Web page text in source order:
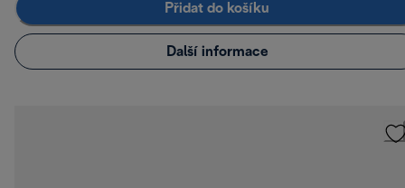
Přidat do košíku
Další informace